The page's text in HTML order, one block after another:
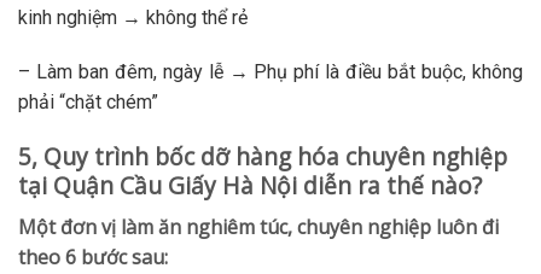
kinh nghiệm → không thể rẻ
– Làm ban đêm, ngày lễ → Phụ phí là điều bắt buộc, không
phải “chặt chém”
5, Quy trình bốc dỡ hàng hóa chuyên nghiệp
tại Quận Cầu Giấy Hà Nội diễn ra thế nào?
Một đơn vị làm ăn nghiêm túc, chuyên nghiệp luôn đi
theo 6 bước sau: